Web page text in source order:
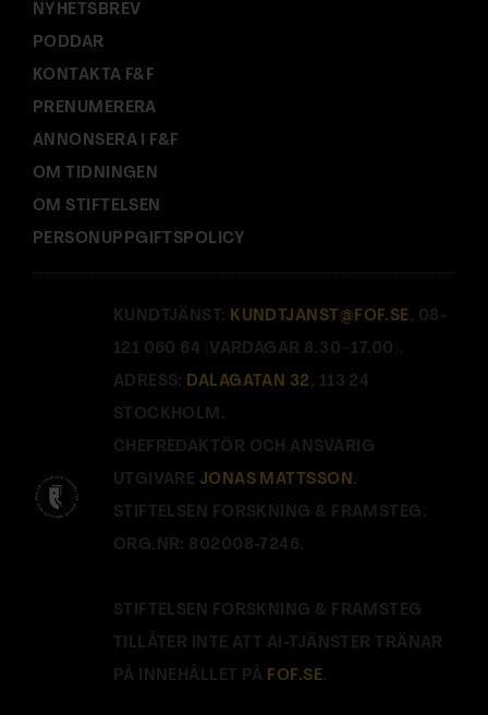
NYHETSBREV
PODDAR
KONTAKTA F&F
PRENUMERERA
ANNONSERA I F&F
OM TIDNINGEN
OM STIFTELSEN
PERSONUPPGIFTSPOLICY
KUNDTJÄNST: KUNDTJANST@FOF.SE , 08-
121 060 64 (VARDAGAR 8.30–17.00).
ADRESS: DALAGATAN 32 , 113 24
STOCKHOLM.
CHEFREDAKTÖR OCH ANSVARIG
UTGIVARE JONAS MATTSSON .
STIFTELSEN FORSKNING & FRAMSTEG.
ORG.NR: 802008-7246.
STIFTELSEN FORSKNING & FRAMSTEG
TILLÅTER INTE ATT AI-TJÄNSTER TRÄNAR
PÅ INNEHÅLLET PÅ FOF.SE.